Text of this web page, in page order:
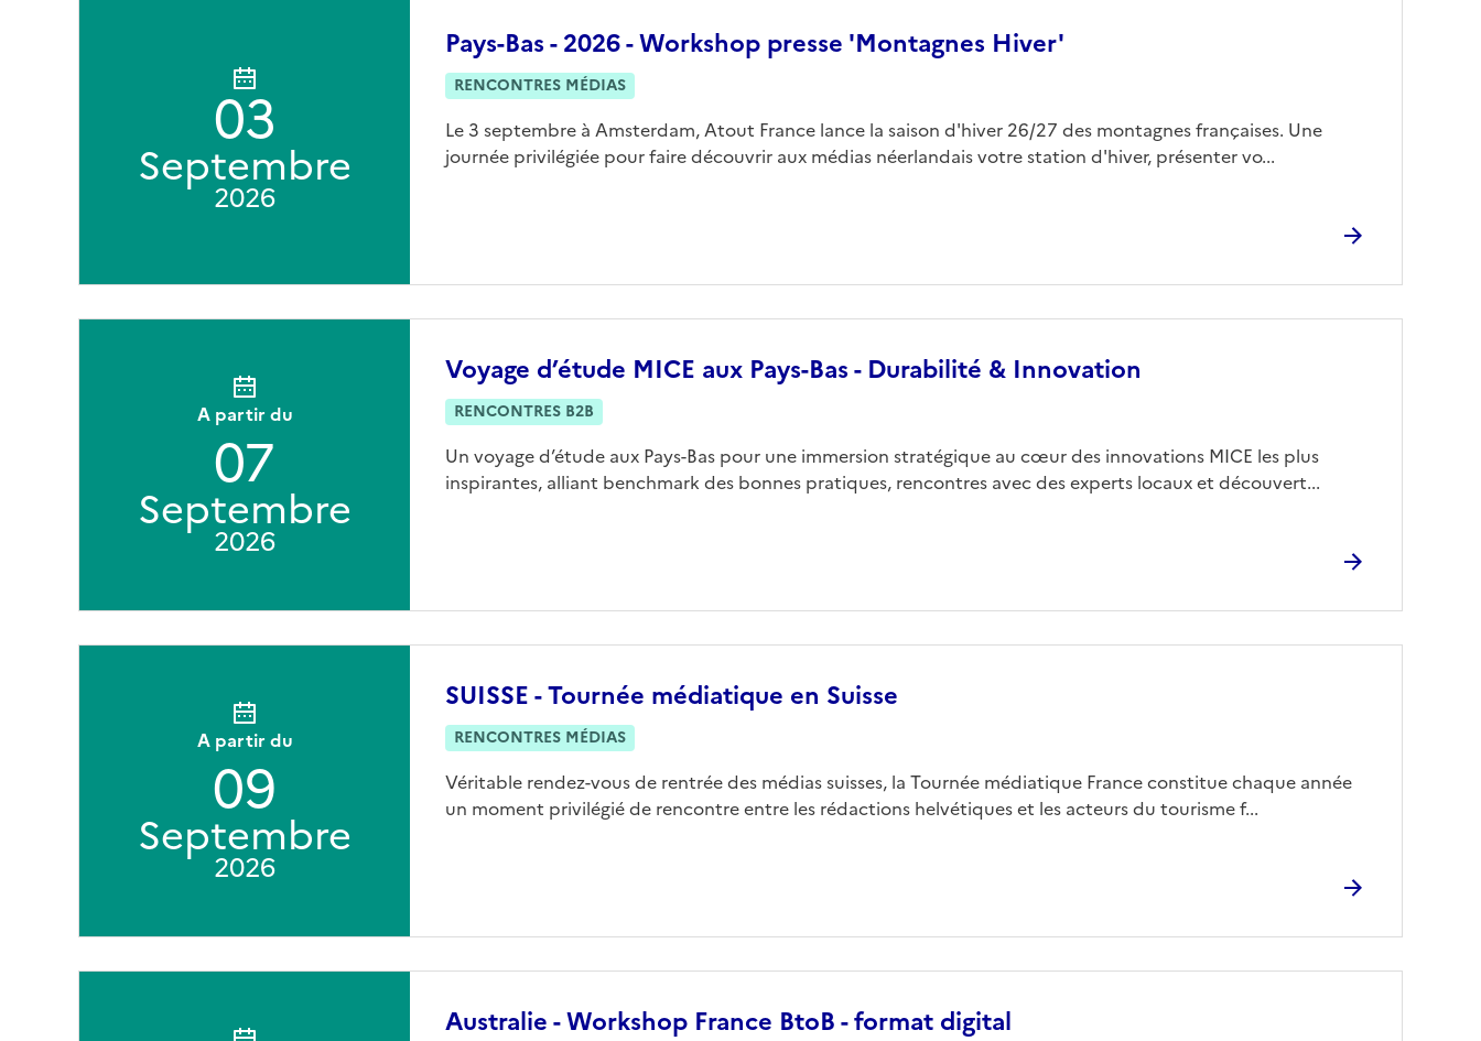
Pays-Bas - 2026 - Workshop presse 'Montagnes Hiver'
RENCONTRES MÉDIAS
Le 3 septembre à Amsterdam, Atout France lance la saison d'hiver 26/27 des montagnes françaises. Une
journée privilégiée pour faire découvrir aux médias néerlandais votre station d'hiver, présenter vo...
03
Septembre
2026
Voyage d’étude MICE aux Pays-Bas - Durabilité & Innovation
RENCONTRES B2B
Un voyage d’étude aux Pays-Bas pour une immersion stratégique au cœur des innovations MICE les plus
inspirantes, alliant benchmark des bonnes pratiques, rencontres avec des experts locaux et découvert...
A partir du
07
Septembre
2026
SUISSE - Tournée médiatique en Suisse
RENCONTRES MÉDIAS
Véritable rendez-vous de rentrée des médias suisses, la Tournée médiatique France constitue chaque année
un moment privilégié de rencontre entre les rédactions helvétiques et les acteurs du tourisme f...
A partir du
09
Septembre
2026
Australie - Workshop France BtoB - format digital